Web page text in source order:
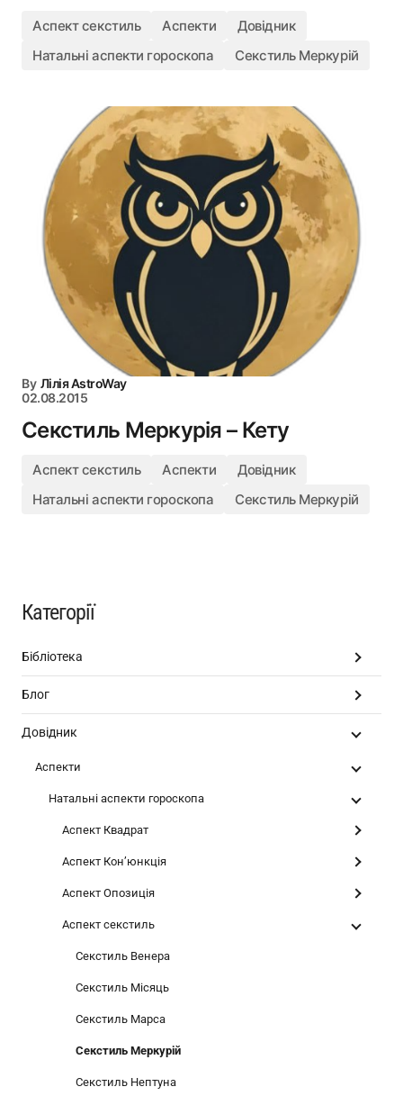
Аспект секстиль Аспекти
Довідник
Натальні аспекти гороскопа
Секстиль Меркурій
By Лілія AstroWay
02.08.2015
Секстиль Меркурія – Кету
Аспект секстиль Аспекти
Довідник
Натальні аспекти гороскопа
Секстиль Меркурій
Категорії
Бібліотека
Блог
Довідник
Аспекти
Натальні аспекти гороскопа
Аспект Квадрат
Аспект Конʼюнкція
Аспект Опозиція
Аспект секстиль
Секстиль Венера
Секстиль Місяць
Секстиль Марса
Секстиль Меркурій
Секстиль Нептуна